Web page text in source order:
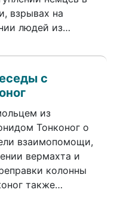
взрывах на
людей из…
с
из
Тонконог о
взаимопомощи,
вермахта и
колонны
также…